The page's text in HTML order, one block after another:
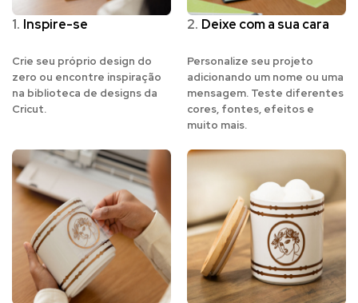
1. Inspire-se
Crie seu próprio design do
zero ou encontre inspiração
na biblioteca de designs da
Cricut.
2. Deixe com a sua cara
Personalize seu projeto
adicionando um nome ou uma
mensagem. Teste diferentes
cores, fontes, efeitos e
muito mais.